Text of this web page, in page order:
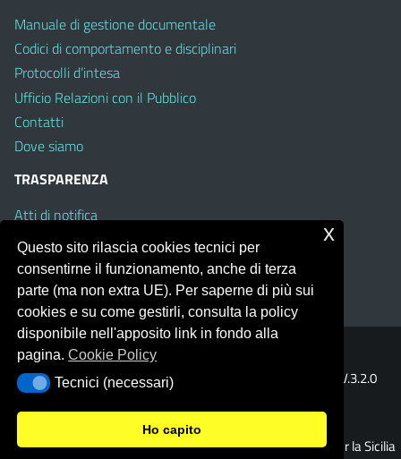
Manuale di gestione documentale
Codici di comportamento e disciplinari
Protocolli d’intesa
Ufficio Relazioni con il Pubblico
Contatti
Dove siamo
TRASPARENZA
Atti di notifica
Albo on line
Amministrazione Trasparente
Obiettivi di Accessibilità
Portale realizzato con la piattaforma
Template Italia configurato sul tema accessibile
V.3.2.0
(Mizar)
© 2026 Ufficio Scolastico Regionale per la Sicilia
Questo sito rilascia cookies tecnici per
consentirne il funzionamento, anche di terza
parte (ma non extra UE). Per saperne di più sui
cookies e su come gestirli, consulta la policy
disponibile nell'apposito link in fondo alla
pagina.Cookie Policy
Tecnici (necessari)
Tecnici (necessari)
Ho capito
x